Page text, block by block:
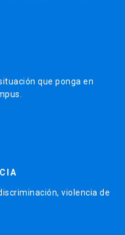
que ponga en
violencia de